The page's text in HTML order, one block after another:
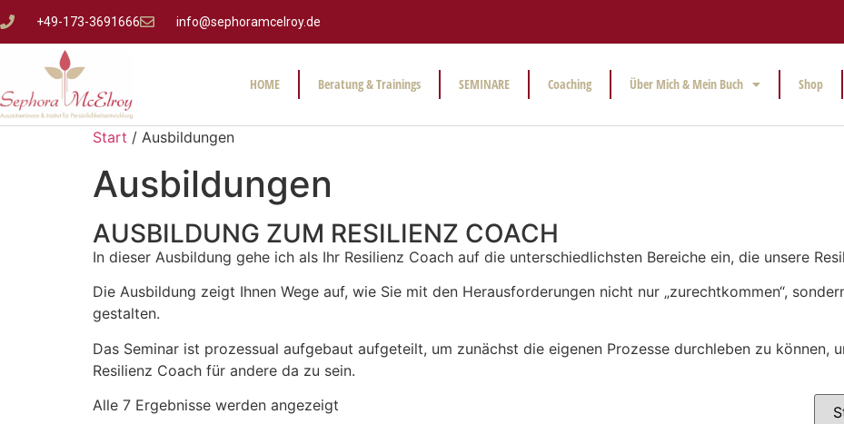
+49-173-3691666 info@sephoramcelroy.de
HOME Beratung & Trainings SEMINARE Coaching Über Mich & Mein Buch Shop
Start / Ausbildungen
Ausbildungen
AUSBILDUNG ZUM RESILIENZ COACH
In dieser Ausbildung gehe ich als Ihr Resilienz Coach auf die unterschiedlichsten Bereiche ein, die unsere
Die Ausbildung zeigt Ihnen Wege auf, wie Sie mit den Herausforderungen nicht nur „zurechtkommen“,
gestalten.
Das Seminar ist prozessual aufgebaut aufgeteilt, um zunächst die eigenen Prozesse durchleben zu können,
Resilienz Coach für andere da zu sein.
Alle 7 Ergebnisse werden angezeigt